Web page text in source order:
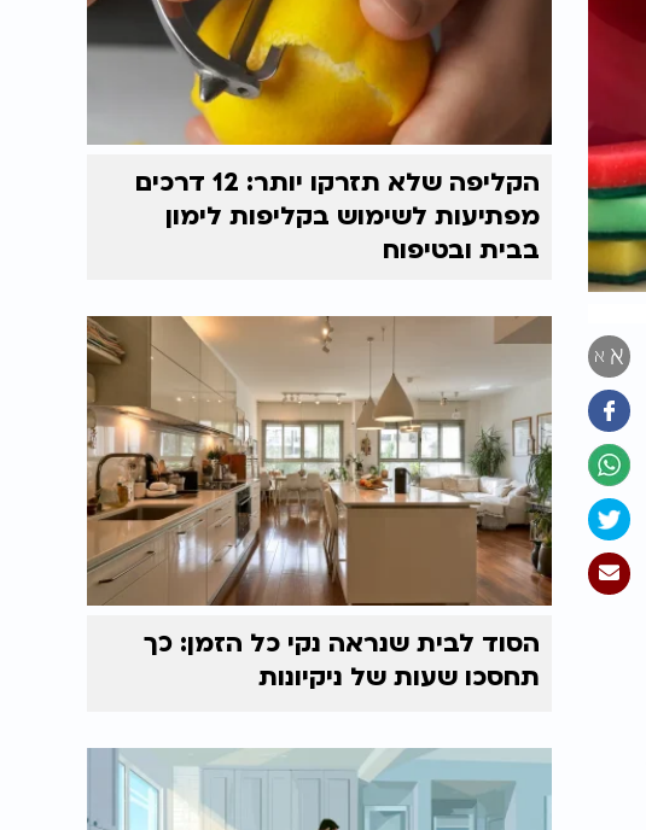
א א
הקליפה שלא תזרקו יותר: 12 דרכים
מפתיעות לשימוש בקליפות לימון
בבית ובטיפוח
הסוד לבית שנראה נקי כל הזמן: כך
תחסכו שעות של ניקיונות